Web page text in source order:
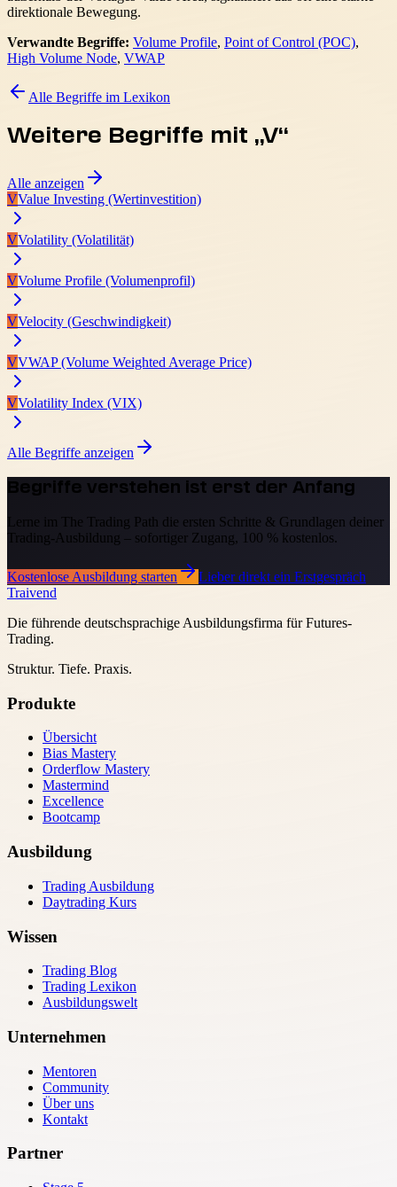
direktionale Bewegung.
Verwandte Begriffe: Volume Profile, Point of Control (POC),
High Volume Node, VWAP
Alle Begriffe im Lexikon
Weitere Begriffe mit „V“
Alle anzeigen
VValue Investing (Wertinvestition)
VVolatility (Volatilität)
VVolume Profile (Volumenprofil)
VVelocity (Geschwindigkeit)
VVWAP (Volume Weighted Average Price)
VVolatility Index (VIX)
Alle Begriffe anzeigen
Begriffe verstehen ist erst der Anfang
Lerne im The Trading Path die ersten Schritte & Grundlagen deiner
Trading-Ausbildung – sofortiger Zugang, 100 % kostenlos.
Kostenlose Ausbildung starten
Lieber direkt ein Erstgespräch
Traivend
Die führende deutschsprachige Ausbildungsfirma für Futures-
Trading.
Struktur. Tiefe. Praxis.
Produkte
Übersicht
Bias Mastery
Orderflow Mastery
Mastermind
Excellence
Bootcamp
Ausbildung
Trading Ausbildung
Daytrading Kurs
Wissen
Trading Blog
Trading Lexikon
Ausbildungswelt
Unternehmen
Mentoren
Community
Über uns
Kontakt
Partner